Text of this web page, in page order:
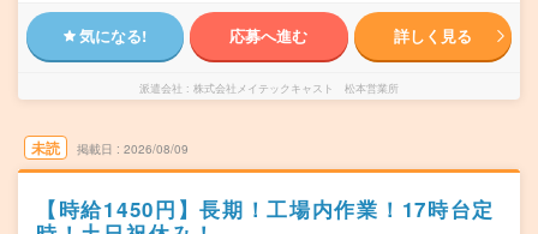
気になる! 応募へ進む 詳しく見る
派遣会社 株式会社メイテックキャスト 松本営業所
未読 掲載日 2026/08/09
【時給1450円】長期！工場内作業！17時台定